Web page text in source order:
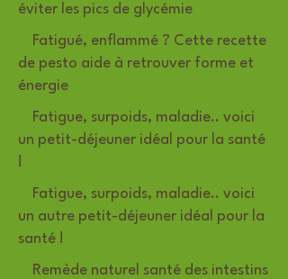
éviter les pics de glycémie
Fatigué, enflammé ? Cette recette
de pesto aide à retrouver forme et
énergie
Fatigue, surpoids, maladie.. voici
un petit-déjeuner idéal pour la santé
!
Fatigue, surpoids, maladie.. voici
un autre petit-déjeuner idéal pour la
santé !
Remède naturel santé des intestins